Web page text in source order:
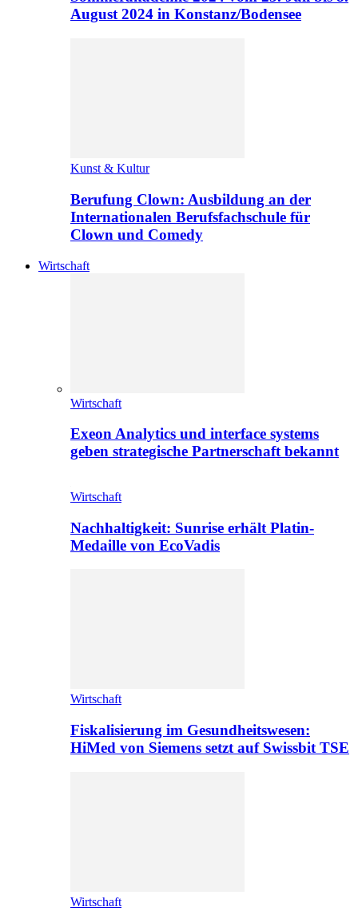
August 2024 in Konstanz/Bodensee
Kunst & Kultur
Berufung Clown: Ausbildung an der
Internationalen Berufsfachschule für
Clown und Comedy
Wirtschaft
Wirtschaft
Exeon Analytics und interface systems
geben strategische Partnerschaft bekannt
Wirtschaft
Nachhaltigkeit: Sunrise erhält Platin-
Medaille von EcoVadis
Wirtschaft
Fiskalisierung im Gesundheitswesen:
HiMed von Siemens setzt auf Swissbit TSE
Wirtschaft